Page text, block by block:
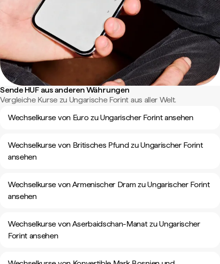
Sende HUF aus anderen Währungen
Vergleiche Kurse zu Ungarische Forint aus aller Welt.
Wechselkurse von Euro zu Ungarischer Forint ansehen
Wechselkurse von Britisches Pfund zu Ungarischer Forint
ansehen
Wechselkurse von Armenischer Dram zu Ungarischer Forint
ansehen
Wechselkurse von Aserbaidschan-Manat zu Ungarischer
Forint ansehen